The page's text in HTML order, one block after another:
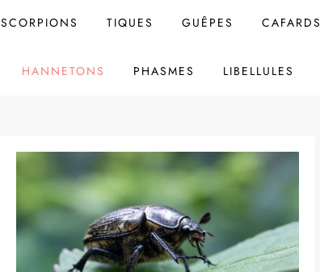
SCORPIONS TIQUES GUÊPES CAFARDS
HANNETONS PHASMES LIBELLULES